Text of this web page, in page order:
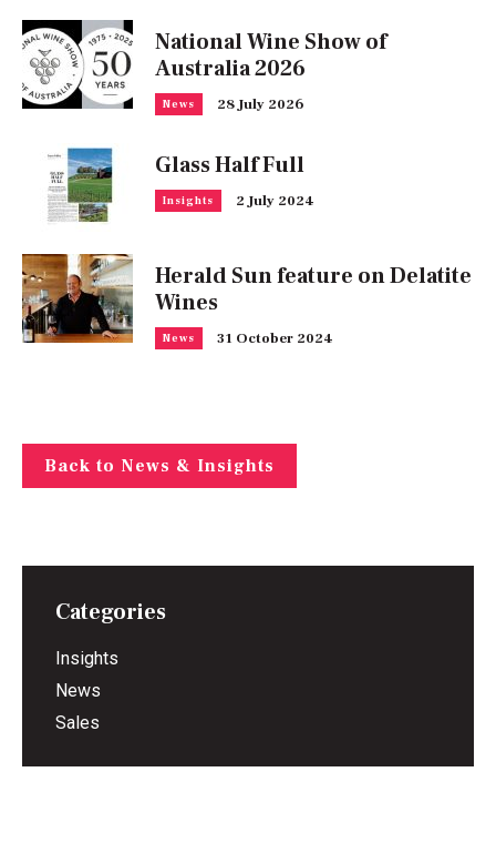
National Wine Show of
Australia 2026
News 28 July 2026
Glass Half Full
Insights 2 July 2024
Herald Sun feature on Delatite
Wines
News 31 October 2024
Back to News & Insights
Categories
Insights
News
Sales